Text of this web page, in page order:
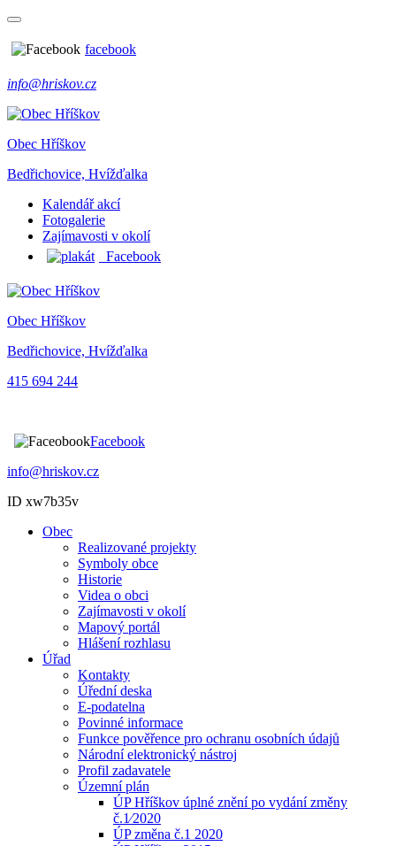
facebook
info@hriskov.cz
Obec Hříškov
Bedřichovice, Hvížďalka
Kalendář akcí
Fotogalerie
Zajímavosti v okolí
Facebook
Obec Hříškov
Bedřichovice, Hvížďalka
415 694 244
Facebook
info@hriskov.cz
ID xw7b35v
Obec
Realizované projekty
Symboly obce
Historie
Videa o obci
Zajímavosti v okolí
Mapový portál
Hlášení rozhlasu
Úřad
Kontakty
Úřední deska
E-podatelna
Povinné informace
Funkce pověřence pro ochranu osobních údajů
Národní elektronický nástroj
Profil zadavatele
Územní plán
ÚP Hříškov úplné znění po vydání změny
č.1⁄2020
ÚP změna č.1 2020